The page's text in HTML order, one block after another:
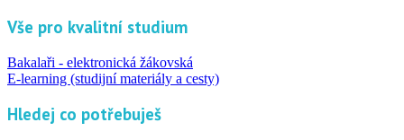
Vše pro kvalitní studium
Bakalaři - elektronická žákovská
E-learning (studijní materiály a cesty)
Hledej co potřebuješ